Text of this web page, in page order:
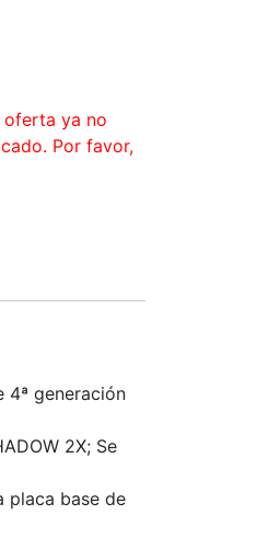
oferta ya no
Por favor,
4ª generación
2X; Se
placa base de